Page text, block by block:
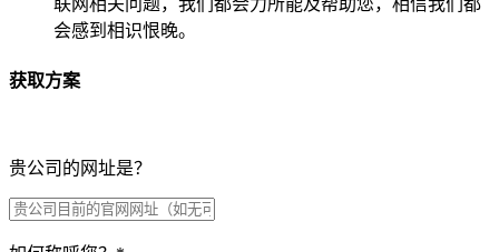
会感到相识恨晚。
获取方案
贵公司的网址是？